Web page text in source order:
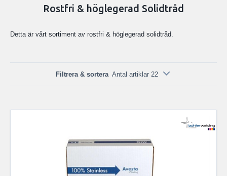
Rostfri & höglegerad Solidtråd
Detta är vårt sortiment av rostfri & höglegerad solidtråd.
Filtrera & sortera Antal artiklar 22